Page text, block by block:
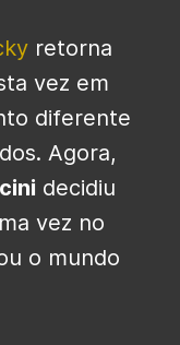
retorna
vez em
diferente
Agora,
decidiu
vez no
o mundo